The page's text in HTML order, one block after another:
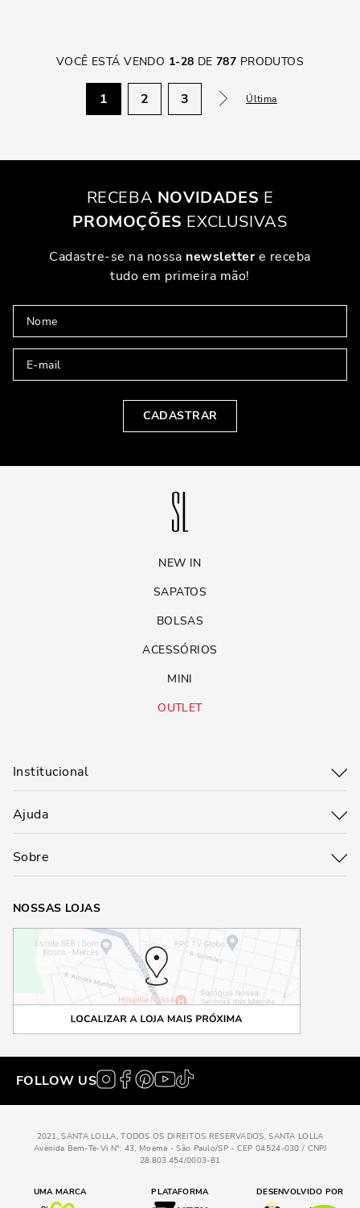
VOCÊ ESTÁ VENDO 1-28 DE787 PRODUTOS
1 2 3 Última
RECEBA NOVIDADES E
PROMOÇÕES EXCLUSIVAS
Cadastre-se na nossa newslettere receba
tudo em primeira mão!
CADASTRAR
NEW IN
SAPATOS
BOLSAS
ACESSÓRIOS
MINI
OUTLET
Institucional
Ajuda
Sobre
NOSSAS LOJAS
FOLLOW US
2021, SANTA LOLLA, TODOS OS DIREITOS RESERVADOS, SANTA LOLLA
Avenida Bem-Te-Vi N°: 43, Moema - São Paulo/SP - CEP 04524-030 / CNPJ
28.803.454/0003-81
UMA MARCA PLATAFORMA DESENVOLVIDO POR